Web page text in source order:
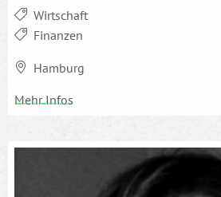
Wirtschaft
Finanzen
Hamburg
Mehr Infos